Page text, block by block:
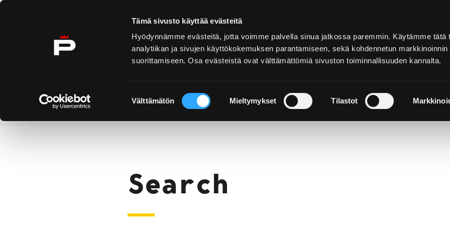
Tämä sivusto käyttää evästeitä
Hyödynnämme evästeitä, jotta voimme palvella sinua jatkossa paremmin. Käytämme tätä
analytiikan ja sivujen käyttökokemuksen parantamiseen, sekä kohdennetun markkinoinnin
suorittamiseen. Osa evästeistä ovat välttämättömiä sivuston toiminnallisuuden kannalta.
valinta
Välttämätön Mieltymykset Tilastot
Skip to content
Deutsch
Home
Search